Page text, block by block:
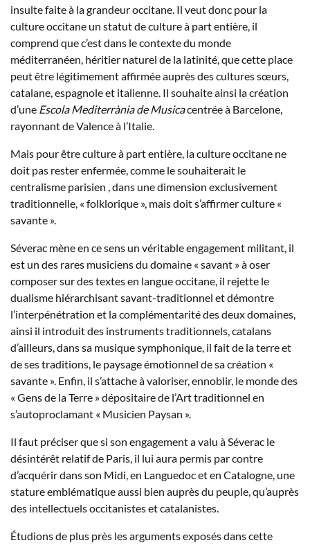
insulte faite à la grandeur occitane. Il veut donc pour la
culture occitane un statut de culture à part entière, il
comprend que c’est dans le contexte du monde
méditerranéen, héritier naturel de la latinité, que cette place
peut être légitimement affirmée auprès des cultures sœurs,
catalane, espagnole et italienne. Il souhaite ainsi la création
d’une Escola Mediterrània de Musicacentrée à Barcelone,
rayonnant de Valence à l’Italie.
Mais pour être culture à part entière, la culture occitane ne
doit pas rester enfermée, comme le souhaiterait le
centralisme parisien , dans une dimension exclusivement
traditionnelle, « folklorique », mais doit s’affirmer culture «
savante ».
Séverac mène en ce sens un véritable engagement militant, il
est un des rares musiciens du domaine « savant » à oser
composer sur des textes en langue occitane, il rejette le
dualisme hiérarchisant savant-traditionnel et démontre
l’interpénétration et la complémentarité des deux domaines,
ainsi il introduit des instruments traditionnels, catalans
d’ailleurs, dans sa musique symphonique, il fait de la terre et
de ses traditions, le paysage émotionnel de sa création «
savante ». Enfin, il s’attache à valoriser, ennoblir, le monde des
« Gens de la Terre » dépositaire de l’Art traditionnel en
s’autoproclamant « Musicien Paysan ».
Il faut préciser que si son engagement a valu à Séverac le
désintérêt relatif de Paris, il lui aura permis par contre
d’acquérir dans son Midi, en Languedoc et en Catalogne, une
stature emblématique aussi bien auprès du peuple, qu’auprès
des intellectuels occitanistes et catalanistes.
Étudions de plus près les arguments exposés dans cette